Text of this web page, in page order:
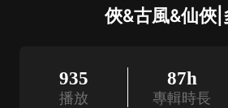
俠&古風&仙俠|
935
播放
87h
專輯時長